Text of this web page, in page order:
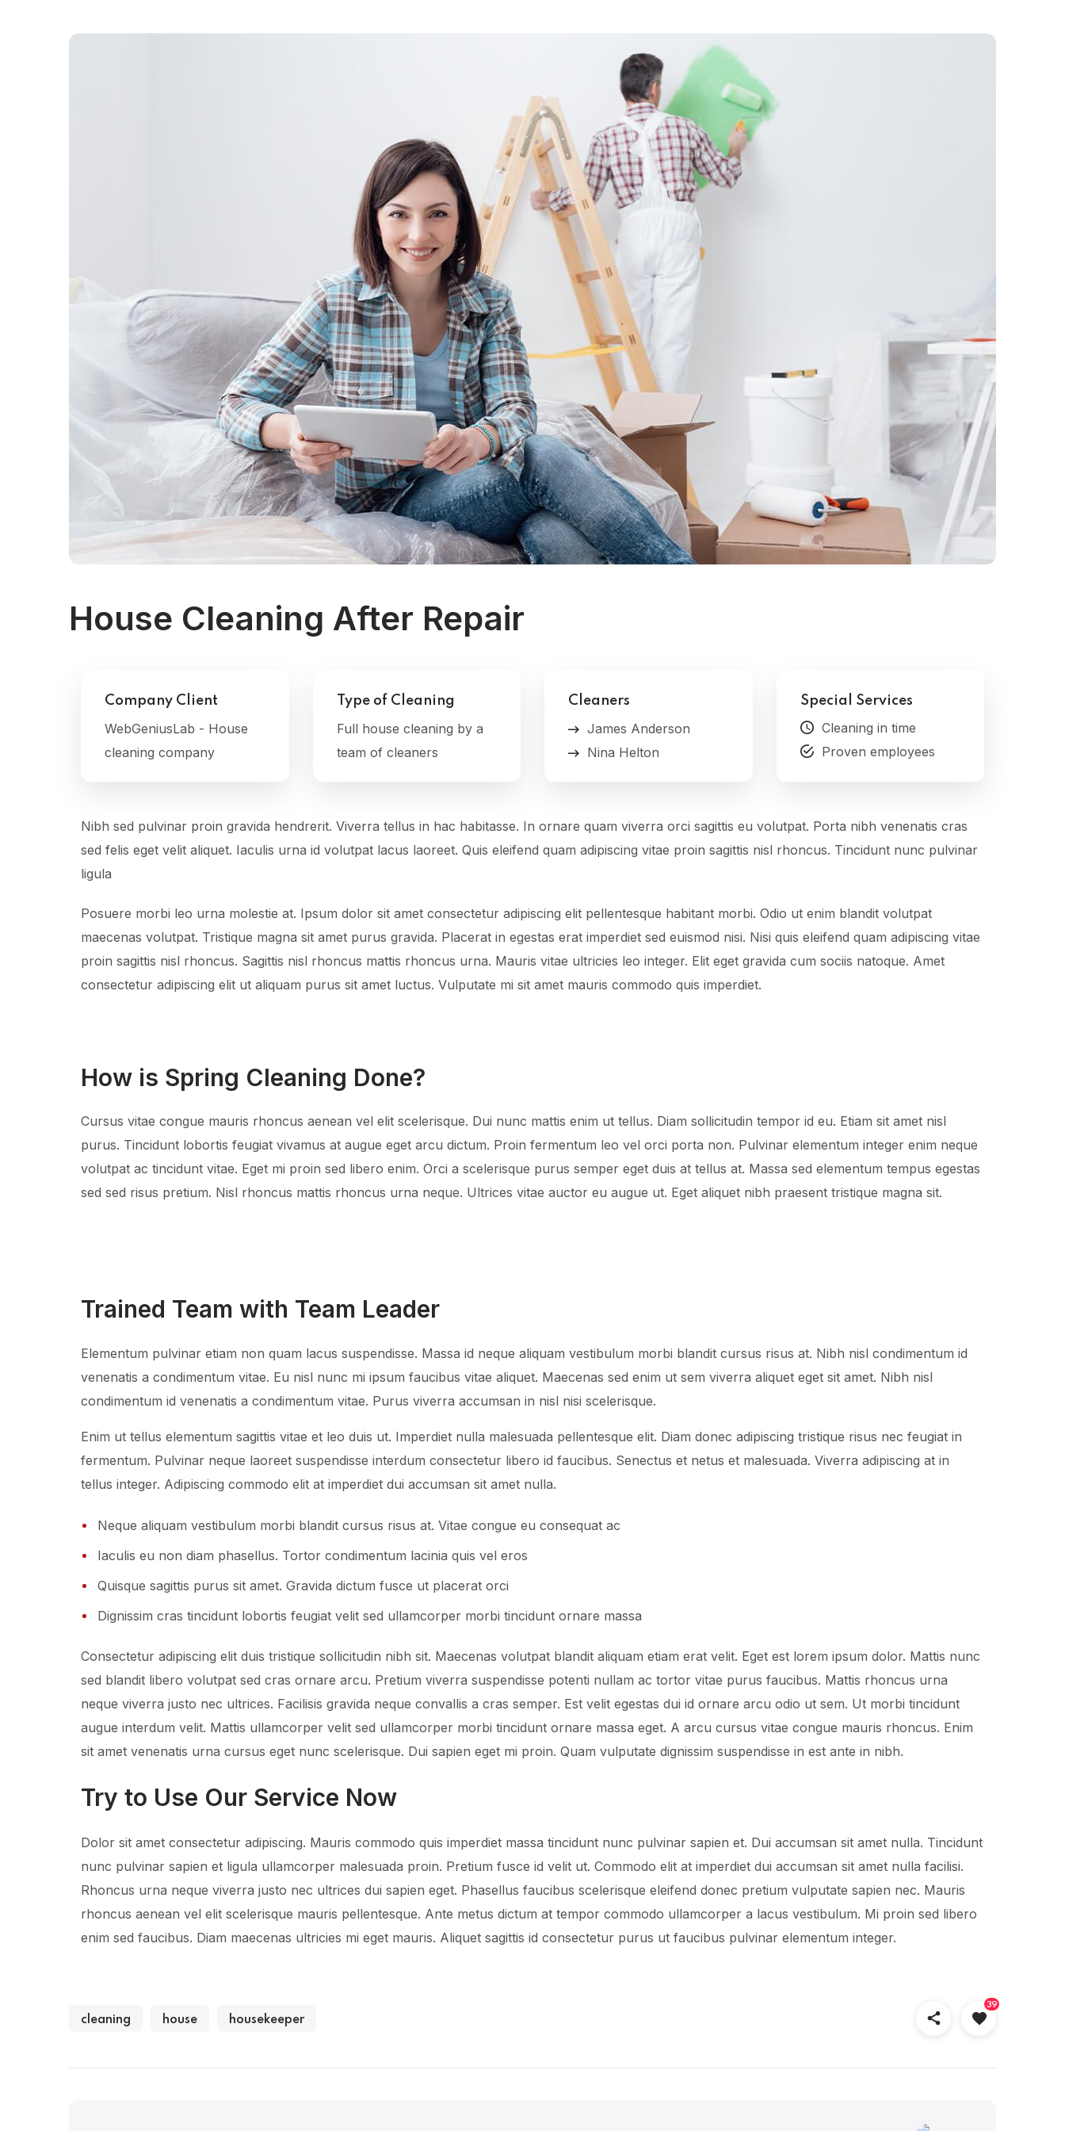
House Cleaning After Repair
Company Client
WebGeniusLab - House
cleaning company
Type of Cleaning
Full house cleaning by a
team of cleaners
Cleaners
James Anderson
Nina Helton
Special Services
Cleaning in time
Proven employees
Nibh sed pulvinar proin gravida hendrerit. Viverra tellus in hac habitasse. In ornare quam viverra orci sagittis eu volutpat. Porta nibh venenatis cras
sed felis eget velit aliquet. Iaculis urna id volutpat lacus laoreet. Quis eleifend quam adipiscing vitae proin sagittis nisl rhoncus. Tincidunt nunc pulvinar
ligula
Posuere morbi leo urna molestie at. Ipsum dolor sit amet consectetur adipiscing elit pellentesque habitant morbi. Odio ut enim blandit volutpat
maecenas volutpat. Tristique magna sit amet purus gravida. Placerat in egestas erat imperdiet sed euismod nisi. Nisi quis eleifend quam adipiscing vitae
proin sagittis nisl rhoncus. Sagittis nisl rhoncus mattis rhoncus urna. Mauris vitae ultricies leo integer. Elit eget gravida cum sociis natoque. Amet
consectetur adipiscing elit ut aliquam purus sit amet luctus. Vulputate mi sit amet mauris commodo quis imperdiet.
How is Spring Cleaning Done?
Cursus vitae congue mauris rhoncus aenean vel elit scelerisque. Dui nunc mattis enim ut tellus. Diam sollicitudin tempor id eu. Etiam sit amet nisl
purus. Tincidunt lobortis feugiat vivamus at augue eget arcu dictum. Proin fermentum leo vel orci porta non. Pulvinar elementum integer enim neque
volutpat ac tincidunt vitae. Eget mi proin sed libero enim. Orci a scelerisque purus semper eget duis at tellus at. Massa sed elementum tempus egestas
sed sed risus pretium. Nisl rhoncus mattis rhoncus urna neque. Ultrices vitae auctor eu augue ut. Eget aliquet nibh praesent tristique magna sit.
Trained Team with Team Leader
Elementum pulvinar etiam non quam lacus suspendisse. Massa id neque aliquam vestibulum morbi blandit cursus risus at. Nibh nisl condimentum id
venenatis a condimentum vitae. Eu nisl nunc mi ipsum faucibus vitae aliquet. Maecenas sed enim ut sem viverra aliquet eget sit amet. Nibh nisl
condimentum id venenatis a condimentum vitae. Purus viverra accumsan in nisl nisi scelerisque.
Enim ut tellus elementum sagittis vitae et leo duis ut. Imperdiet nulla malesuada pellentesque elit. Diam donec adipiscing tristique risus nec feugiat in
fermentum. Pulvinar neque laoreet suspendisse interdum consectetur libero id faucibus. Senectus et netus et malesuada. Viverra adipiscing at in
tellus integer. Adipiscing commodo elit at imperdiet dui accumsan sit amet nulla.
Neque aliquam vestibulum morbi blandit cursus risus at. Vitae congue eu consequat ac
Iaculis eu non diam phasellus. Tortor condimentum lacinia quis vel eros
Quisque sagittis purus sit amet. Gravida dictum fusce ut placerat orci
Dignissim cras tincidunt lobortis feugiat velit sed ullamcorper morbi tincidunt ornare massa
Consectetur adipiscing elit duis tristique sollicitudin nibh sit. Maecenas volutpat blandit aliquam etiam erat velit. Eget est lorem ipsum dolor. Mattis nunc
sed blandit libero volutpat sed cras ornare arcu. Pretium viverra suspendisse potenti nullam ac tortor vitae purus faucibus. Mattis rhoncus urna
neque viverra justo nec ultrices. Facilisis gravida neque convallis a cras semper. Est velit egestas dui id ornare arcu odio ut sem. Ut morbi tincidunt
augue interdum velit. Mattis ullamcorper velit sed ullamcorper morbi tincidunt ornare massa eget. A arcu cursus vitae congue mauris rhoncus. Enim
sit amet venenatis urna cursus eget nunc scelerisque. Dui sapien eget mi proin. Quam vulputate dignissim suspendisse in est ante in nibh.
Try to Use Our Service Now
Dolor sit amet consectetur adipiscing. Mauris commodo quis imperdiet massa tincidunt nunc pulvinar sapien et. Dui accumsan sit amet nulla. Tincidunt
nunc pulvinar sapien et ligula ullamcorper malesuada proin. Pretium fusce id velit ut. Commodo elit at imperdiet dui accumsan sit amet nulla facilisi.
Rhoncus urna neque viverra justo nec ultrices dui sapien eget. Phasellus faucibus scelerisque eleifend donec pretium vulputate sapien nec. Mauris
rhoncus aenean vel elit scelerisque mauris pellentesque. Ante metus dictum at tempor commodo ullamcorper a lacus vestibulum. Mi proin sed libero
enim sed faucibus. Diam maecenas ultricies mi eget mauris. Aliquet sagittis id consectetur purus ut faucibus pulvinar elementum integer.
cleaning house housekeeper
39